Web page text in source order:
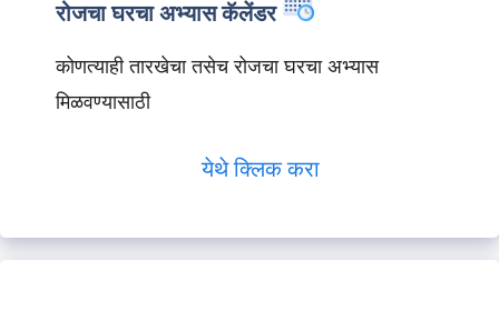
रोजचा घरचा अभ्यास कॅलेंडर
कोणत्याही तारखेचा तसेच रोजचा घरचा अभ्यास
मिळवण्यासाठी
येथे क्लिक करा